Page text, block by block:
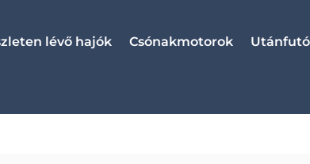
lévő hajók Csónakmotorok